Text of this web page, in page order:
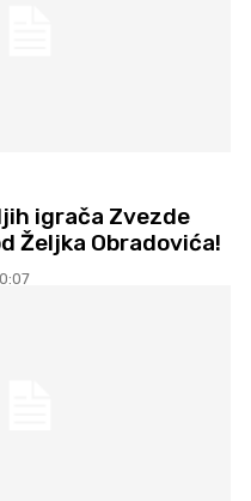
igrača Zvezde
Željka Obradovića!